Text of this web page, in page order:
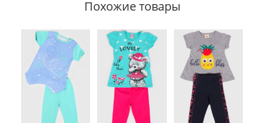
Похожие товары